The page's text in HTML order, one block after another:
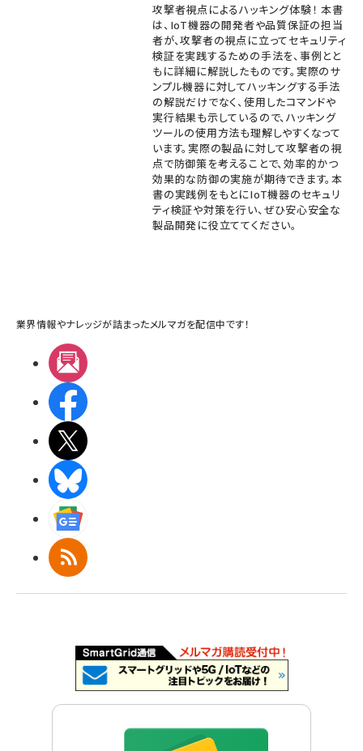
攻撃者視点によるハッキング体験！ 本書
は、IoT機器の開発者や品質保証の担当
者が、攻撃者の視点に立ってセキュリティ
検証を実践するための手法を、事例とと
もに詳細に解説したものです。実際のサ
ンプル機器に対してハッキングする手法
の解説だけでなく、使用したコマンドや
実行結果も示しているので、ハッキング
ツールの使用方法も理解しやすくなって
います。実際の製品に対して攻撃者の視
点で防御策を考えることで、効率的かつ
効果的な防御の実施が期待できます。本
書の実践例をもとにIoT機器のセキュリ
ティ検証や対策を行い、ぜひ安心安全な
製品開発に役立ててください。
業界情報やナレッジが詰まったメルマガを配信中です！
RSS